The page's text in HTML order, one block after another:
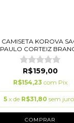
CAMISETA KOROVA
PAULO CORTEIZ
R$159,00
R$154,23 com Pix
5 x de R$31,80 sem
COMPRAR